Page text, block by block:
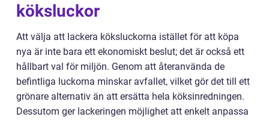
köksluckor
Att välja att lackera köksluckorna istället för att köpa
nya är inte bara ett ekonomiskt beslut; det är också ett
hållbart val för miljön. Genom att återanvända de
befintliga luckorna minskar avfallet, vilket gör det till ett
grönare alternativ än att ersätta hela köksinredningen.
Dessutom ger lackeringen möjlighet att enkelt anpassa